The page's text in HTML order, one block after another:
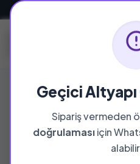
Geçici
Sipariş vermeden
doğrulamasıiçin
YAYINEVI
Foliant